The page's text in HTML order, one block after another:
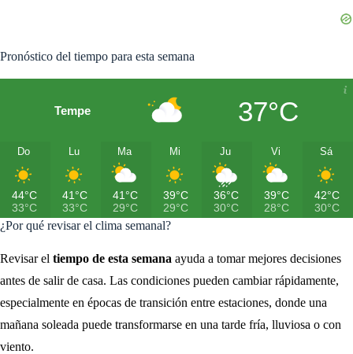
Pronóstico del tiempo para esta semana
Tempe 37°C
Do
44°C
33°C
Lu
41°C
33°C
Ma
41°C
29°C
Mi
39°C
29°C
Ju
36°C
30°C
Vi
39°C
28°C
Sá
42°C
30°C
¿Por qué revisar el clima semanal?
Revisar el tiempo de esta semana ayuda a tomar mejores decisiones
antes de salir de casa. Las condiciones pueden cambiar rápidamente,
especialmente en épocas de transición entre estaciones, donde una
mañana soleada puede transformarse en una tarde fría, lluviosa o con
viento.